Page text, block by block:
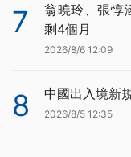
7
翁曉玲、張惇
剩4個月
2026/8/6 12:09
8 中國出入境新
2026/8/5 12:35